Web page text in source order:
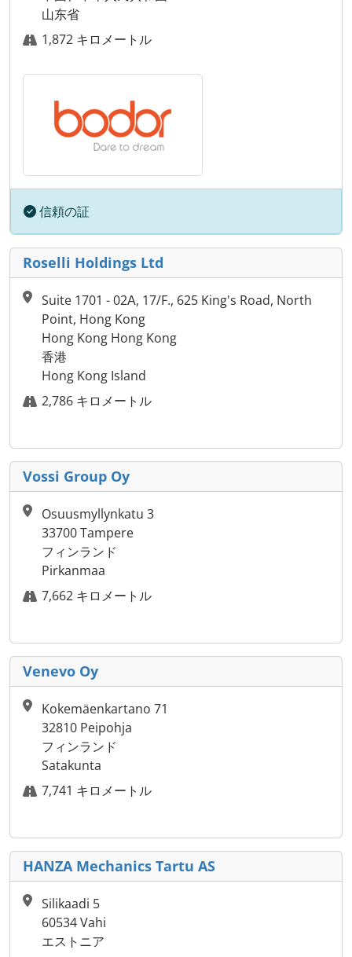
山东省
1,872 キロメートル
信頼の証
Roselli Holdings Ltd
Suite 1701 - 02А, 17/F., 625 King's Road, North
Point, Hong Kong
Hong Kong Hong Kong
香港
Hong Kong Island
2,786 キロメートル
Vossi Group Oy
Osuusmyllynkatu 3
33700 Tampere
フィンランド
Pirkanmaa
7,662 キロメートル
Venevo Oy
Kokemäenkartano 71
32810 Peipohja
フィンランド
Satakunta
7,741 キロメートル
HANZA Mechanics Tartu AS
Silikaadi 5
60534 Vahi
エストニア